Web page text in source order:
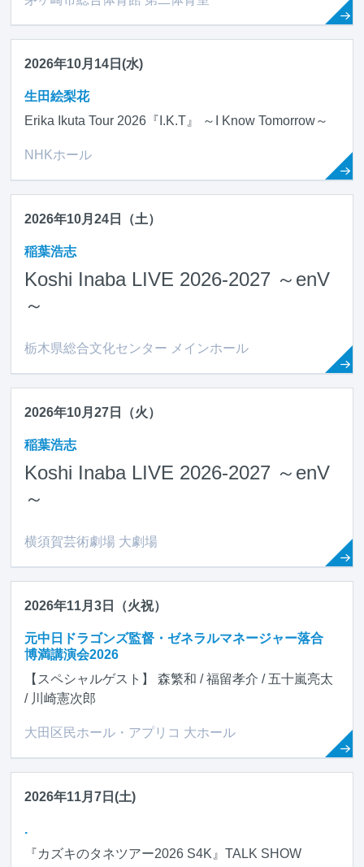
2026年10月14日(水)
生田絵梨花
Erika Ikuta Tour 2026『I.K.T』 ～I Know Tomorrow～
NHKホール
2026年10月24日（土）
稲葉浩志
Koshi Inaba LIVE 2026-2027 ～enV
～
栃木県総合文化センター メインホール
2026年10月27日（火）
稲葉浩志
Koshi Inaba LIVE 2026-2027 ～enV
～
横須賀芸術劇場 大劇場
2026年11月3日（火祝）
元中日ドラゴンズ監督・ゼネラルマネージャー落合
博満講演会2026
【スペシャルゲスト】 森繁和 / 福留孝介 / 五十嵐亮太
/ 川崎憲次郎
大田区民ホール・アプリコ 大ホール
2026年11月7日(土)
.
『カズキのタネツアー2026 S4K』TALK SHOW